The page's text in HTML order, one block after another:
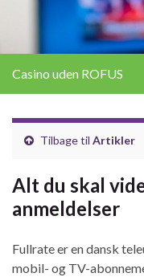
Casino uden ROFUS
Tilbage til Artikler
Alt du skal
anmeldelser
Fullrate er en dansk
mobil- og TV-